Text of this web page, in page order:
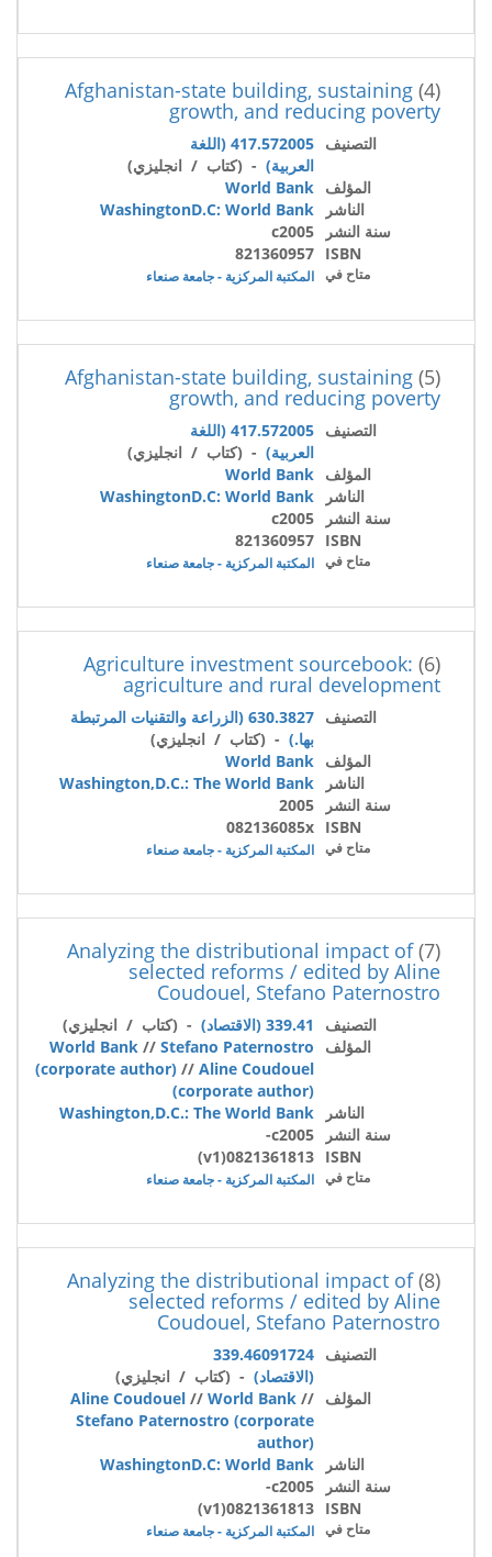
(4)
Afghanistan-state building, sustaining
growth, and reducing poverty
التصنيف
417.572005 (اللغة
العربية) - (كتاب / انجليزي)
المؤلف World Bank
الناشر
WashingtonD.C: World Bank
سنة النشر
c2005
ISBN
821360957
متاح في المكتبة المركزية - جامعة صنعاء
(5)
Afghanistan-state building, sustaining
growth, and reducing poverty
التصنيف
417.572005 (اللغة
العربية) - (كتاب / انجليزي)
المؤلف World Bank
الناشر
WashingtonD.C: World Bank
سنة النشر
c2005
ISBN
821360957
متاح في المكتبة المركزية - جامعة صنعاء
(6)
Agriculture investment sourcebook:
agriculture and rural development
التصنيف
630.3827 (الزراعة والتقنيات المرتبطة
بها.) - (كتاب / انجليزي)
المؤلف World Bank
الناشر
Washington,D.C.: The World Bank
سنة النشر
2005
ISBN
082136085x
متاح في المكتبة المركزية - جامعة صنعاء
(7)
Analyzing the distributional impact of
selected reforms / edited by Aline
Coudouel, Stefano Paternostro
التصنيف 339.41 (الاقتصاد)
- (كتاب / انجليزي)
المؤلف
World Bank // Stefano Paternostro
(corporate author) // Aline Coudouel
(corporate author)
الناشر
Washington,D.C.: The World Bank
سنة النشر
c2005-
ISBN
0821361813(v1)
متاح في المكتبة المركزية - جامعة صنعاء
(8)
Analyzing the distributional impact of
selected reforms / edited by Aline
Coudouel, Stefano Paternostro
التصنيف 339.46091724
(الاقتصاد) - (كتاب / انجليزي)
المؤلف
Aline Coudouel // World Bank //
Stefano Paternostro (corporate
author)
الناشر
WashingtonD.C: World Bank
سنة النشر
c2005-
ISBN
0821361813(v1)
متاح في المكتبة المركزية - جامعة صنعاء